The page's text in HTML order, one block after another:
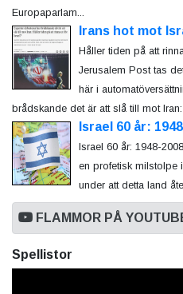
Europaparlam...
Irans hot mot
Håller tiden på att
Jerusalem Post tas
här i
brådskande det är att slå till mot Iran:
Israel 60 år:
Israel 60 år: 1948-
en profetisk milstolpe
under att detta land
FLAMMOR PÅ
Spellistor